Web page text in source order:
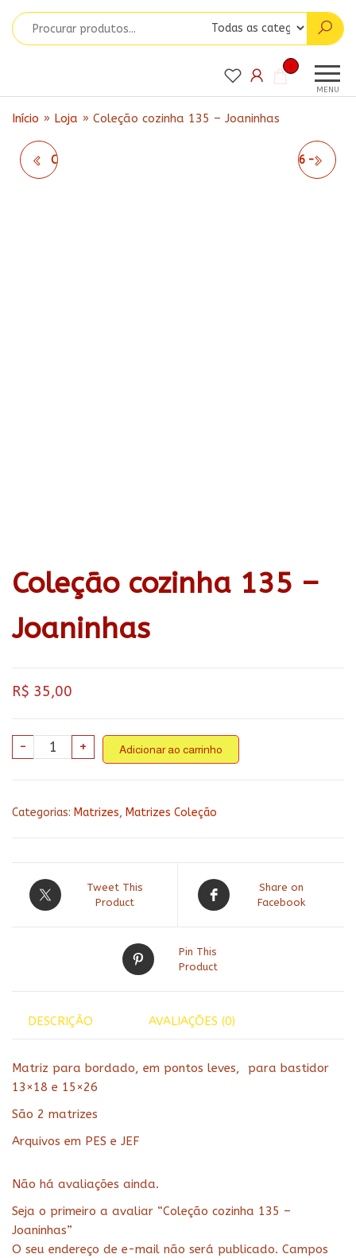
Pular
para
da Ju
Bordados
MENU
0
Início » Loja » Coleção cozinha 135 – Joaninhas
COLEÇÃO COZINHA 134 COLEÇÃO COZINHA 136 -
Coleção cozinha 135 –
Joaninhas
R$ 35,00
-
Coleção
cozinha
Joaninhas
+ Adicionar ao carrinho
Categorias: Matrizes, Matrizes Coleção
Tweet This
Product
Share on
Facebook
Pin This
Product
DESCRIÇÃO AVALIAÇÕES (0)
Matriz para bordado, em pontos leves, para bastidor
13×18 e 15×26
São 2 matrizes
Arquivos em PES e JEF
Não há avaliações ainda.
Seja o primeiro a avaliar “Coleção cozinha 135 –
Joaninhas”
O seu endereço de e-mail não será publicado. Campos